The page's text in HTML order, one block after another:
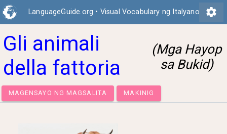
LanguageGuide.org • Visual Vocabulary ng Italyano settings
Gli animali
della fattoria
(Mga Hayop
sa Bukid)